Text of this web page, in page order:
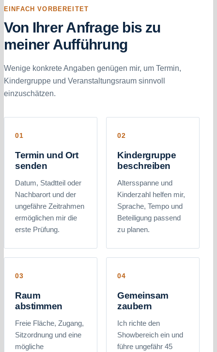
EINFACH VORBEREITET
Von Ihrer Anfrage bis zu
meiner Aufführung
Wenige konkrete Angaben genügen mir, um Termin,
Kindergruppe und Veranstaltungsraum sinnvoll
einzuschätzen.
Termin und Ort
senden
Datum, Stadtteil oder
Nachbarort und der
ungefähre Zeitrahmen
ermöglichen mir die
erste Prüfung.
Kindergruppe
beschreiben
Altersspanne und
Kinderzahl helfen mir,
Sprache, Tempo und
Beteiligung passend
zu planen.
Raum
abstimmen
Freie Fläche, Zugang,
Sitzordnung und eine
mögliche
Gemeinsam
zaubern
Ich richte den
Showbereich ein und
führe ungefähr 45